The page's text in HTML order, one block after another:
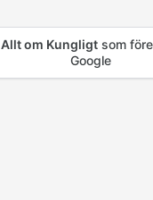
Allt om Kungligtsom
Google